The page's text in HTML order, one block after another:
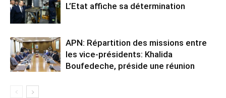
L’Etat affiche sa détermination
APN: Répartition des missions entre
les vice-présidents: Khalida
Boufedeche, préside une réunion